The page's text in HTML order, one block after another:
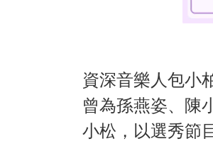
資深音樂人包小
曾為孫燕姿、陳
小松，以選秀節